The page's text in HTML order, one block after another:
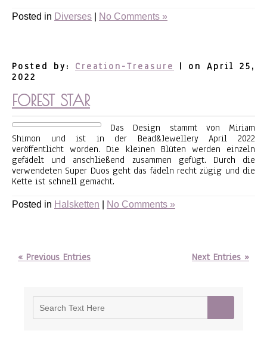
Posted in Diverses No Comments »
Posted by: Creation-Treasure
| on April 25,
2022
FOREST STAR
Das Design stammt von Miriam
Shimon und ist in der Bead&Jewellery April 2022
veröffentlicht worden. Die kleinen Blüten werden einzeln
gefädelt und anschließend zusammen gefügt. Durch die
verwendeten Super Duos geht das fädeln recht zügig und die
Kette ist schnell gemacht.
Posted in Halsketten No Comments »
« Previous Entries Next Entries »